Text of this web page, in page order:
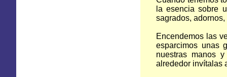
la esencia sobre
sagrados,
Encendemos las
esparcimos unas
nuestras manos
alrededor invítalas